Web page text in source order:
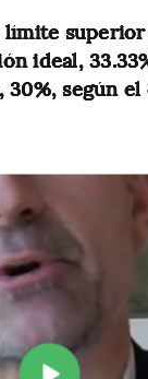
ideal,
según el